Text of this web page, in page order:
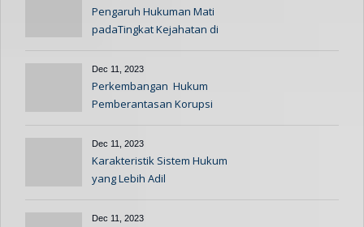
Pengaruh Hukuman Mati
padaTingkat Kejahatan di
Dec 11, 2023
Perkembangan Hukum
Pemberantasan Korupsi
Dec 11, 2023
Karakteristik Sistem Hukum
yang Lebih Adil
Dec 11, 2023